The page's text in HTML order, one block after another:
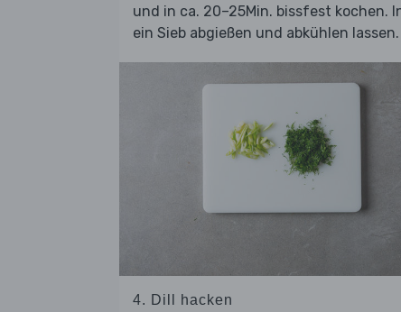
und in ca. 20–25Min. bissfest kochen.
ein Sieb abgießen und abkühlen lassen.
4. Dill hacken